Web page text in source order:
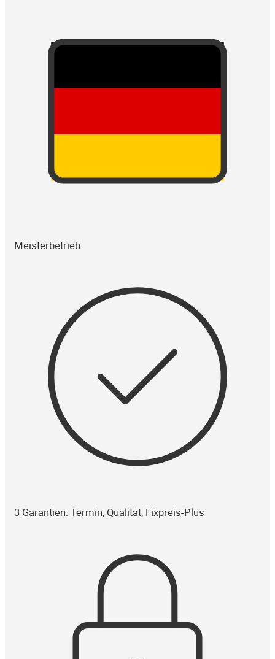
Meisterbetrieb
3 Garantien: Termin, Qualität, Fixpreis-Plus